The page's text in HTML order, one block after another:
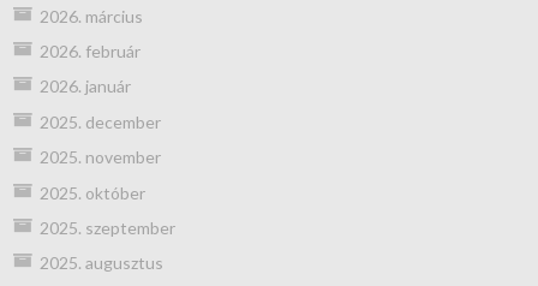
2026. március
2026. február
2026. január
2025. december
2025. november
2025. október
2025. szeptember
2025. augusztus